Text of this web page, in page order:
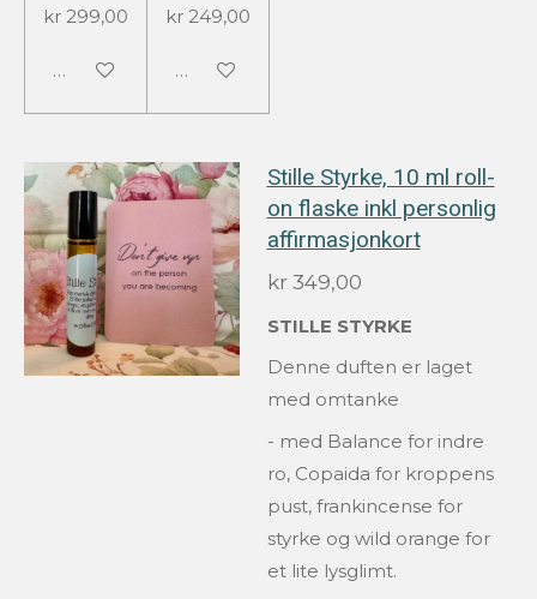
kr 299,00
Legg til handlevogn
kr 249,00
Legg til handlevogn
Stille Styrke, 10 ml roll-
on flaske inkl personlig
affirmasjonkort
kr 349,00
STILLE STYRKE
Denne duften er laget
med omtanke
- med Balance for indre
ro, Copaida for kroppens
pust, frankincense for
styrke og wild orange for
et lite lysglimt.